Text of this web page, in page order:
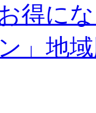
得に
」地